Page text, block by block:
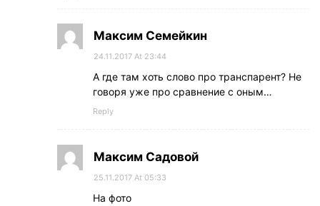
Максим Семейкин
24.11.2017 At 23:44
А где там хоть слово про транспарент? Не
говоря уже про сравнение с оным…
Reply
Максим Садовой
25.11.2017 At 05:33
На фото